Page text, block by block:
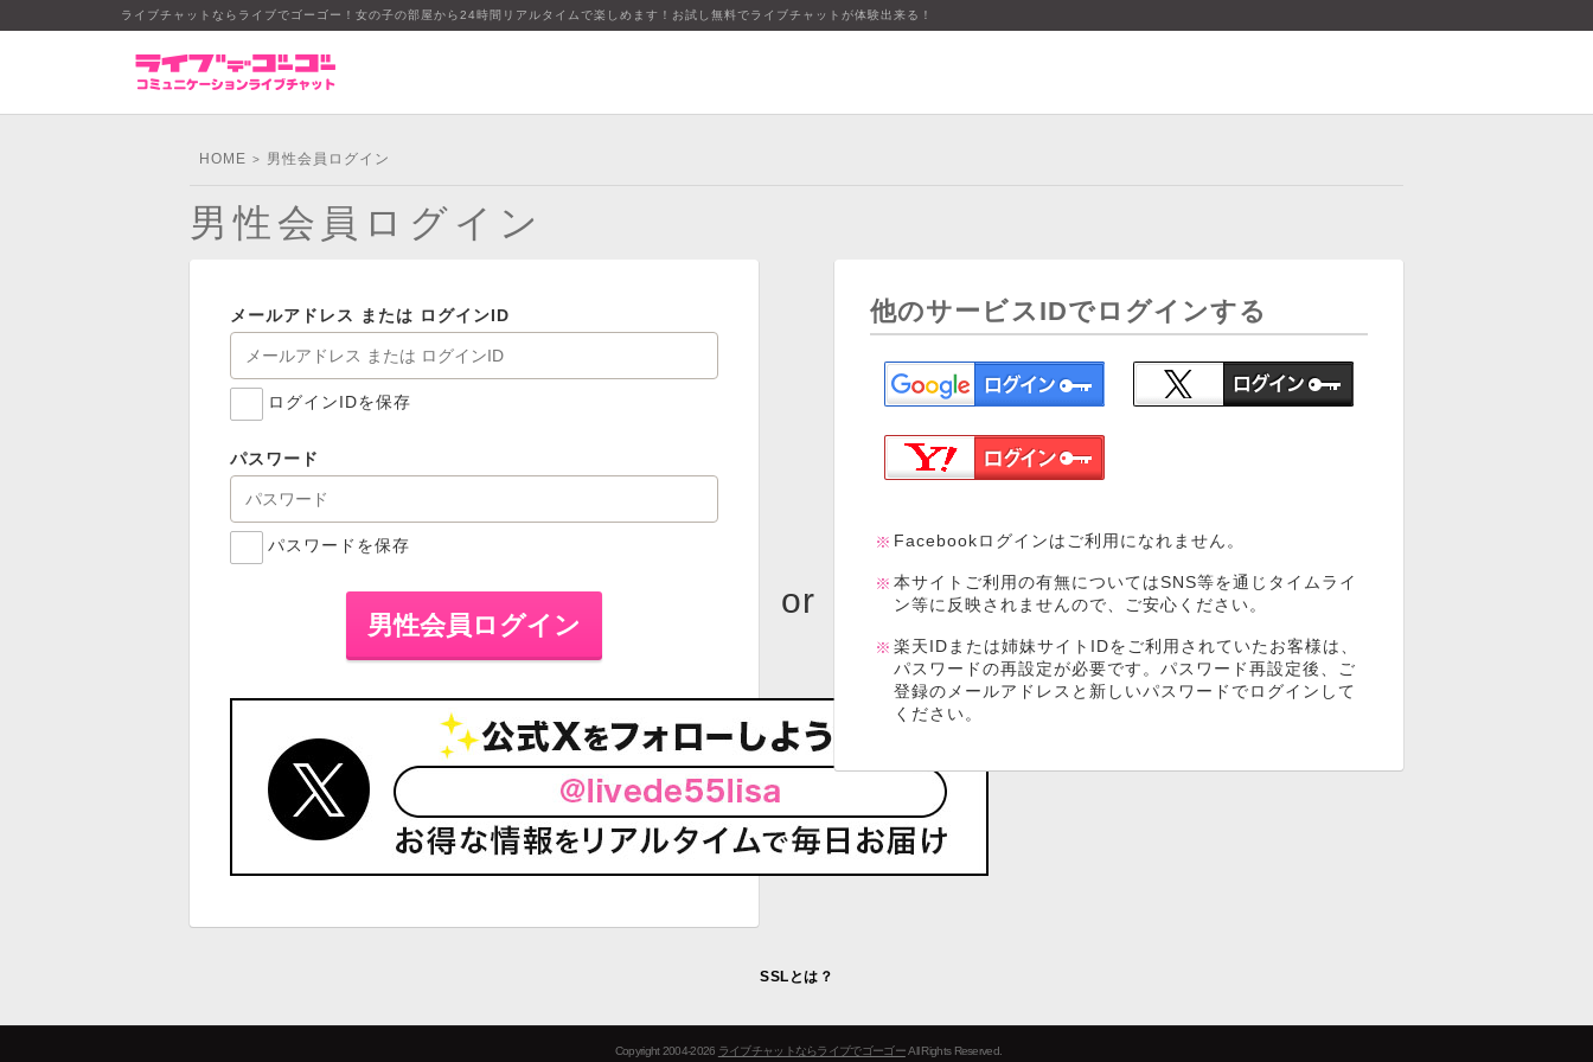
ライブチャットならライブでゴーゴー！女の子の部屋から24時間リアルタイムで楽しめます！お試し無料でライブチャットが体験出来る！
HOME > 男性会員ログイン
男性会員ログイン
メールアドレス または ログインID
ログインIDを保存
パスワード
パスワードを保存
他のサービスIDでログインする
Facebookログインはご利用になれません。
本サイトご利用の有無についてはSNS等を通じタイムライ
ン等に反映されませんので、ご安心ください。
楽天IDまたは姉妹サイトIDをご利用されていたお客様は、
パスワードの再設定が必要です。パスワード再設定後、ご
登録のメールアドレスと新しいパスワードでログインして
ください。
SSLとは？
Copyright 2004-2026 ライブチャットならライブでゴーゴーAll Rights Reserved.